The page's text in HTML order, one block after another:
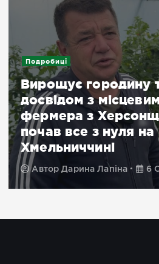
Подробиці
Вирощує городину
досвідом з
фермера з
почав все з нуля на
Хмельниччині
АвторДарина Лапіна 6